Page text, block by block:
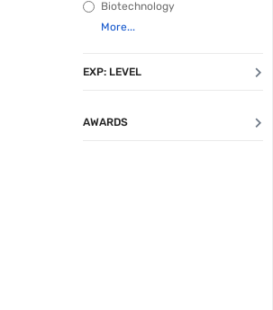
Biotechnology
EXP: LEVEL
AWARDS